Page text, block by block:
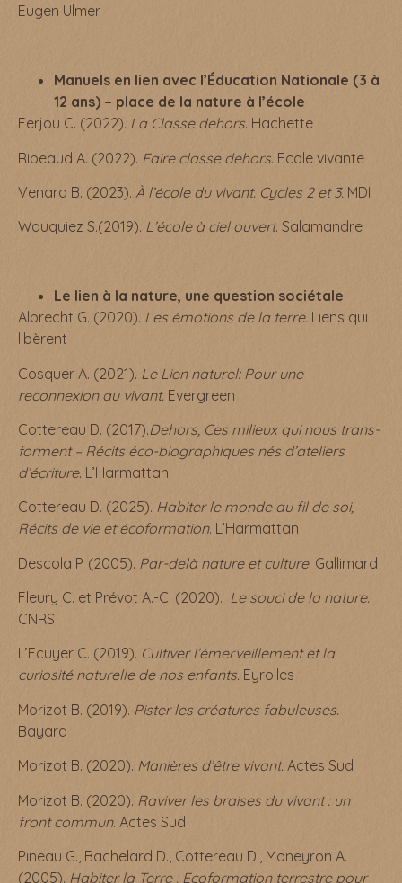
Eugen Ulmer
Manuels en lien avec l’Éducation Nationale (3 à
12 ans) – place de la nature à l’école
Ferjou C. (2022). La Classe dehors. Hachette
Ribeaud A. (2022). Faire classe dehors. Ecole vivante
Venard B. (2023). À l’école du vivant. Cycles 2 et 3. MDI
Wauquiez S.(2019). L’école à ciel ouvert. Salamandre
Le lien à la nature, une question sociétale
Albrecht G. (2020). Les émotions de la terre. Liens qui
libèrent
Cosquer A. (2021). Le Lien naturel: Pour une
reconnexion au vivant. Evergreen
Cottereau D. (2017).Dehors, Ces milieux qui nous trans-
forment – Récits éco-biographiques nés d’ateliers
d’écriture. L’Harmattan
Cottereau D. (2025). Habiter le monde au fil de soi,
Récits de vie et écoformation. L’Harmattan
Descola P. (2005). Par-delà nature et culture. Gallimard
Fleury C. et Prévot A.-C. (2020). Le souci de la nature.
CNRS
L’Ecuyer C. (2019). Cultiver l’émerveillement et la
curiosité naturelle de nos enfants. Eyrolles
Morizot B. (2019). Pister les créatures fabuleuses.
Bayard
Morizot B. (2020). Manières d’être vivant. Actes Sud
Morizot B. (2020). Raviver les braises du vivant : un
front commun. Actes Sud
Pineau G., Bachelard D., Cottereau D., Moneyron A.
(2005). Habiter la Terre : Ecoformation terrestre pour